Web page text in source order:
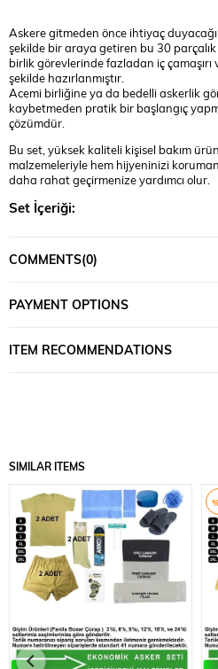
Askere gitmeden önce ihtiyaç
şekilde bir araya getiren bu 30
birlik görevlerinde fazladan iç çamaşırı
şekilde hazırlanmıştır.
Acemi birliğine ya da bedelli askerlik
kaybetmeden pratik bir başlangıç
çözümdür.
Bu set, yüksek kaliteli kişisel bakım
malzemeleriyle hem hijyeninizi
daha rahat geçirmenize yardımcı olur.
Set İçeriği:
6 adet Asker Donu (Boxer)
1 adet Banyo Havlusu
1 adet Tıraş Bıçağı (2’li paket)
1 adet Kirli Çamaşır Torbası
1 adet Temiz Çamaşır Torbası
1 adet Çamaşır Yıkama Filesi
1 adet Ayak Koku Giderici Toz
Avantajları:
Klasik setlere göre daha fazla iç
Hijyen ve temizlik konusunda
COMMENTS(0)
PAYMENT OPTIONS
ITEM RECOMMENDATIONS
SIMILAR ITEMS